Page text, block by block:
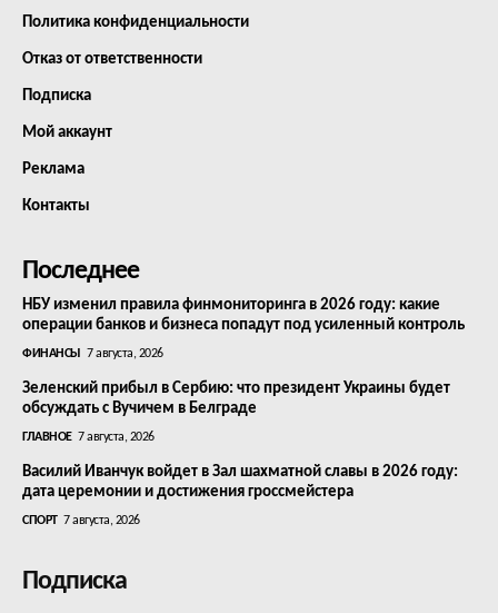
Политика конфиденциальности
Отказ от ответственности
Подписка
Мой аккаунт
Реклама
Контакты
Последнее
НБУ изменил правила финмониторинга в 2026 году: какие
операции банков и бизнеса попадут под усиленный контроль
ФИНАНСЫ 7 августа, 2026
Зеленский прибыл в Сербию: что президент Украины будет
обсуждать с Вучичем в Белграде
ГЛАВНОЕ 7 августа, 2026
Василий Иванчук войдет в Зал шахматной славы в 2026 году:
дата церемонии и достижения гроссмейстера
СПОРТ 7 августа, 2026
Подписка